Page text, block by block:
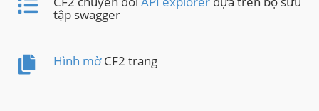
tập swagger
Hình mờCF2 trang